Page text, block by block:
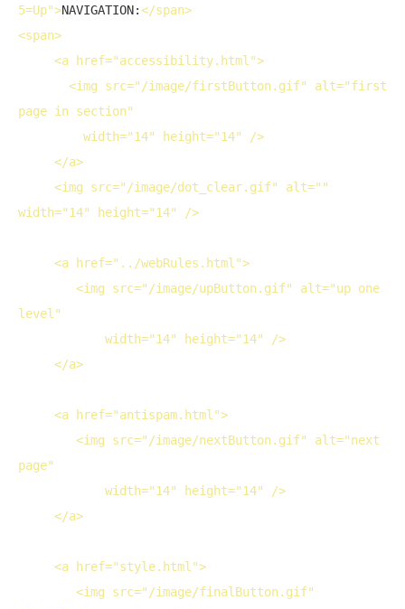
5=Up">NAVIGATION:</span>
<span>
<a href="accessibility.html">
<img src="/image/firstButton.gif" alt="first
page in section"
width="14" height="14" />
</a>
<img src="/image/dot_clear.gif" alt
width="14" height="14" />
<a href="../webRules.html">
<img src="/image/upButton.gif" alt="up one
level"
width="14" height="14" />
</a>
<a href="antispam.html">
<img src="/image/nextButton.gif" alt="next
page"
width="14" height="14" />
</a>
<a href="style.html">
<img src